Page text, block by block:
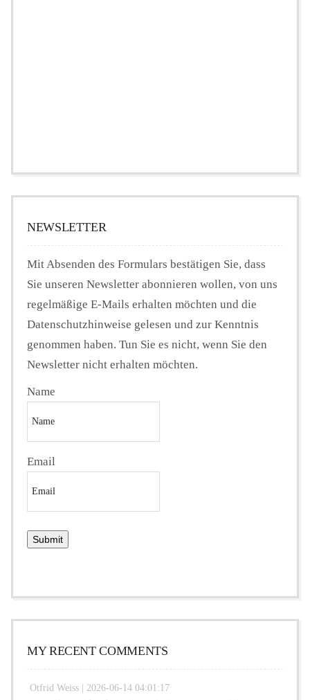
NEWSLETTER
Mit Absenden des Formulars bestätigen Sie, dass
Sie unseren Newsletter abonnieren wollen, von uns
regelmäßige E-Mails erhalten möchten und die
Datenschutzhinweise gelesen und zur Kenntnis
genommen haben. Tun Sie es nicht, wenn Sie den
Newsletter nicht erhalten möchten.
Name
Email
MY RECENT COMMENTS
Otfrid Weiss | 2026-06-14 04:01:17